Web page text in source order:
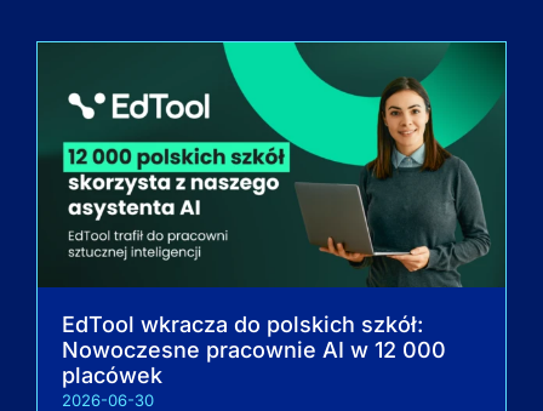
EdTool wkracza do polskich szkół:
Nowoczesne pracownie AI w 12 000
placówek
2026-06-30